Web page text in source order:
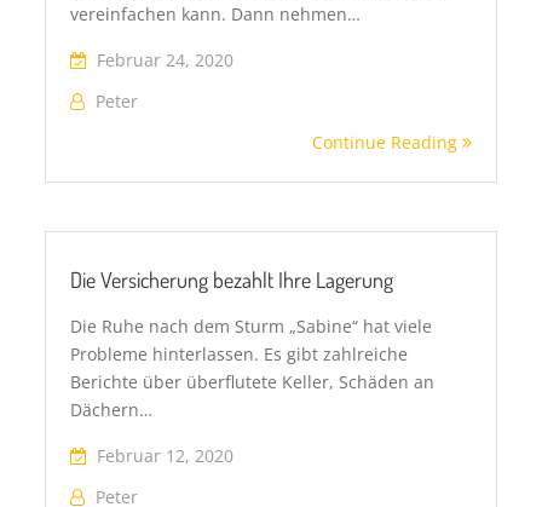
vereinfachen kann. Dann nehmen…
Februar 24, 2020
Peter
Continue Reading
Die Versicherung bezahlt Ihre Lagerung
Die Ruhe nach dem Sturm „Sabine“ hat viele
Probleme hinterlassen. Es gibt zahlreiche
Berichte über überflutete Keller, Schäden an
Dächern…
Februar 12, 2020
Peter